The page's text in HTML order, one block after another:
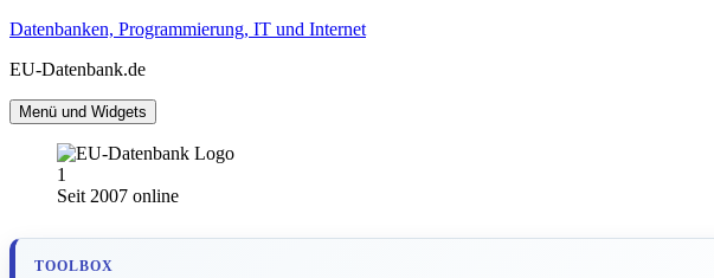
Zum
springen
Datenbanken, Programmierung, IT und Internet
EU-Datenbank.de
Menü und Widgets
Seit 2007 online
TOOLBOX